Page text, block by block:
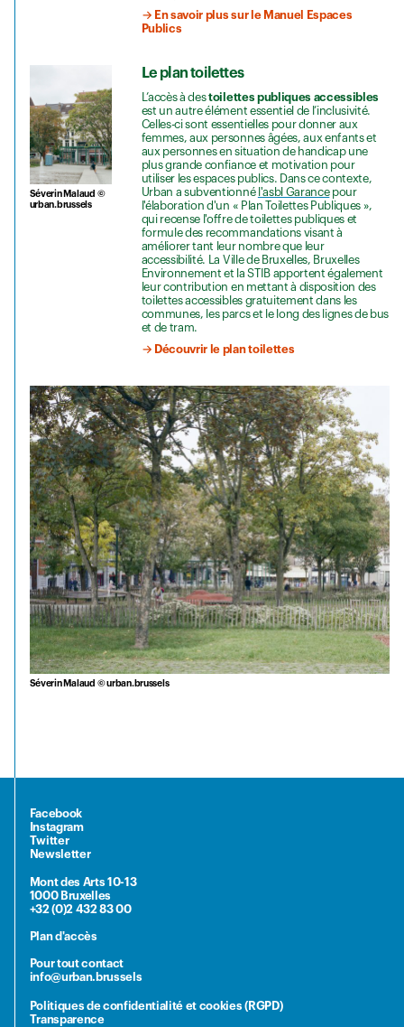
→ En savoir plus sur le Manuel Espaces
Publics
Séverin Malaud ©
urban.brussels
Le plan toilettes
L’accès à destoilettes publiques accessibles
est un autre élément essentiel de l’inclusivité.
Celles-ci sont essentielles pour donner aux
femmes, aux personnes âgées, aux enfants et
aux personnes en situation de handicap une
plus grande confiance et motivation pour
utiliser les espaces publics. Dans ce contexte,
Urban a subventionné l'asbl Garancepour
l'élaboration d'un « Plan Toilettes Publiques »,
qui recense l'offre de toilettes publiques et
formule des recommandations visant à
améliorer tant leur nombre que leur
accessibilité. La Ville de Bruxelles, Bruxelles
Environnement et la STIB apportent également
leur contribution en mettant à disposition des
toilettes accessibles gratuitement dans les
communes, les parcs et le long des lignes de bus
et de tram.
→ Découvrir le plan toilettes
Séverin Malaud © urban.brussels
Facebook
Instagram
Twitter
Newsletter
Mont des Arts 10-13
1000 Bruxelles
+32 (0)2 432 83 00
Plan d'accès
Pour tout contact
info@urban.brussels
Politiques de confidentialité et cookies (RGPD)
Transparence